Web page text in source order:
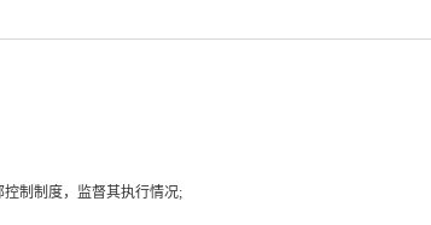
制制度，监督其执行情况;